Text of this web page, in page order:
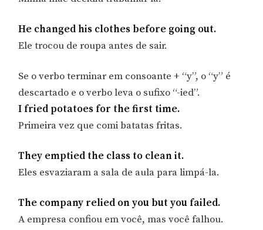
He changed his clothes before going out.
Ele trocou de roupa antes de sair.
Se o verbo terminar em consoante + “y”, o “y” é
descartado e o verbo leva o sufixo “-ied”.
I fried potatoes for the first time.
Primeira vez que comi batatas fritas.
They emptied the class to clean it.
Eles esvaziaram a sala de aula para limpá-la.
The company relied on you but you failed.
A empresa confiou em você, mas você falhou.